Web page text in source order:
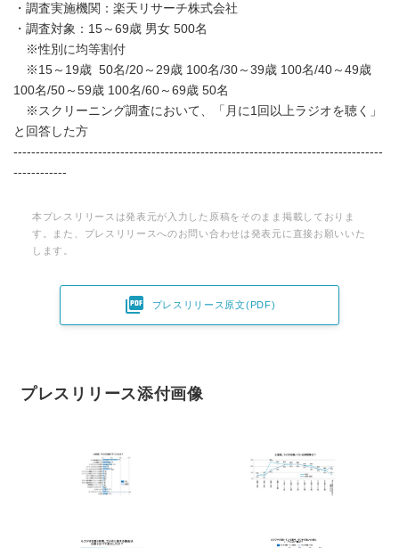
・調査実施機関：楽天リサーチ株式会社
・調査対象：15～69歳 男女 500名
※性別に均等割付
※15～19歳 50名/20～29歳 100名/30～39歳 100名/40～49歳
100名/50～59歳 100名/60～69歳 50名
※スクリーニング調査において、「月に1回以上ラジオを聴く」
と回答した方
-----------------------------------------------------------------------------------
------------
本プレスリリースは発表元が入力した原稿をそのまま掲載しておりま
す。また、プレスリリースへのお問い合わせは発表元に直接お願いいた
します。
 プレスリリース原文(PDF)
プレスリリース添付画像
English